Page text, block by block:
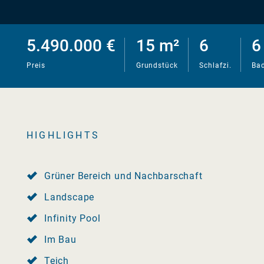
5.490.000 €
Preis
15 m²
Grundstück
6
Schlafzi.
6
HIGHLIGHTS
Grüner Bereich und Nachbarschaft
Landscape
Infinity Pool
Im Bau
Teich